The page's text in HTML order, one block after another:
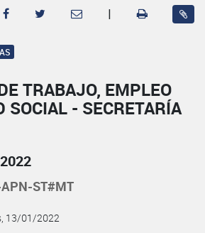
|
TRABAJO, EMPLEO
SOCIAL - SECRETARÍA
ST#MT
13/01/2022